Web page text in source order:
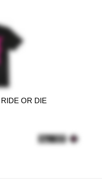
OR DIE